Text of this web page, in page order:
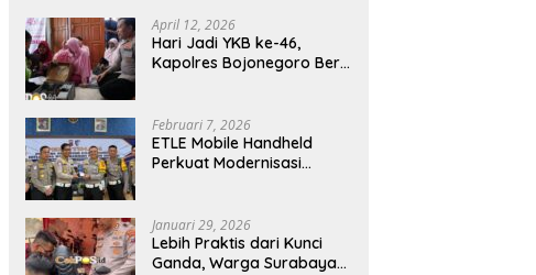
April 12, 2026
Hari Jadi YKB ke-46,
Kapolres Bojonegoro Beri
Februari 7, 2026
ETLE Mobile Handheld
Perkuat Modernisasi
Januari 29, 2026
Lebih Praktis dari Kunci
Ganda, Warga Surabaya